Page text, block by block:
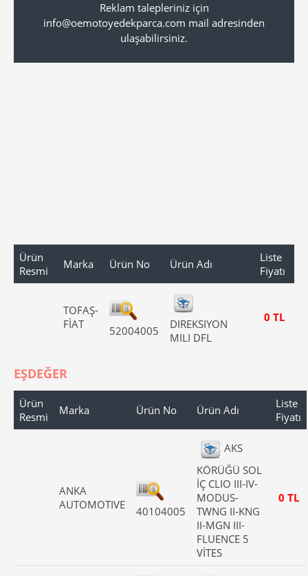
Reklam talepleriniz için
info@oemotoyedekparca.com mail adresinden
ulaşabilirsiniz.
Ürün
Resmi
Marka Ürün No Ürün Adı
Liste
Fiyatı
TOFAŞ-
FİAT
52004005
DIREKSIYON
MILI DFL
0 TL
EŞDEĞER
Ürün
Resmi
Marka Ürün No Ürün Adı
Liste
Fiyatı
ANKA
AUTOMOTIVE
40104005
AKS
KÖRÜĞÜ SOL
İÇ CLIO III-IV-
MODUS-
TWNG II-KNG
II-MGN III-
FLUENCE 5
VİTES
0 TL